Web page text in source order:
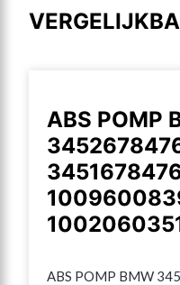
ABS POMP
ABS POMP BMW